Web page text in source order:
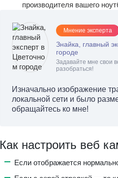
производителя вашего
Мнение эксперта
Знайка, главный
городе
Задавайте мне свои
разобраться!
Изначально изображение
локальной сети и было
обращайтесь ко мне!
Как настроить веб
Если отображается